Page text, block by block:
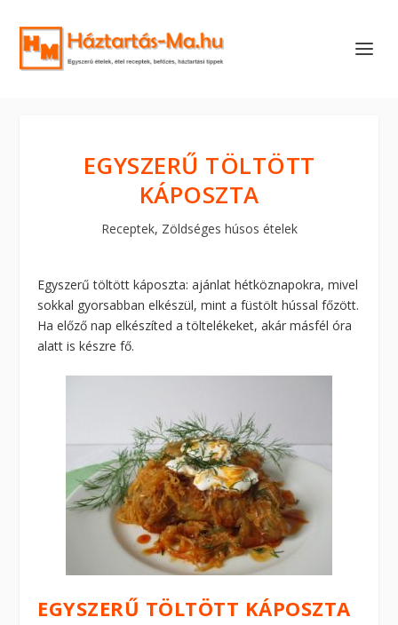
EGYSZERŰ TÖLTÖTT
KÁPOSZTA
Receptek, Zöldséges húsos ételek
Egyszerű töltött káposzta: ajánlat hétköznapokra, mivel
sokkal gyorsabban elkészül, mint a füstölt hússal főzött.
Ha előző nap elkészíted a töltelékeket, akár másfél óra
alatt is készre fő.
EGYSZERŰ TÖLTÖTT KÁPOSZTA